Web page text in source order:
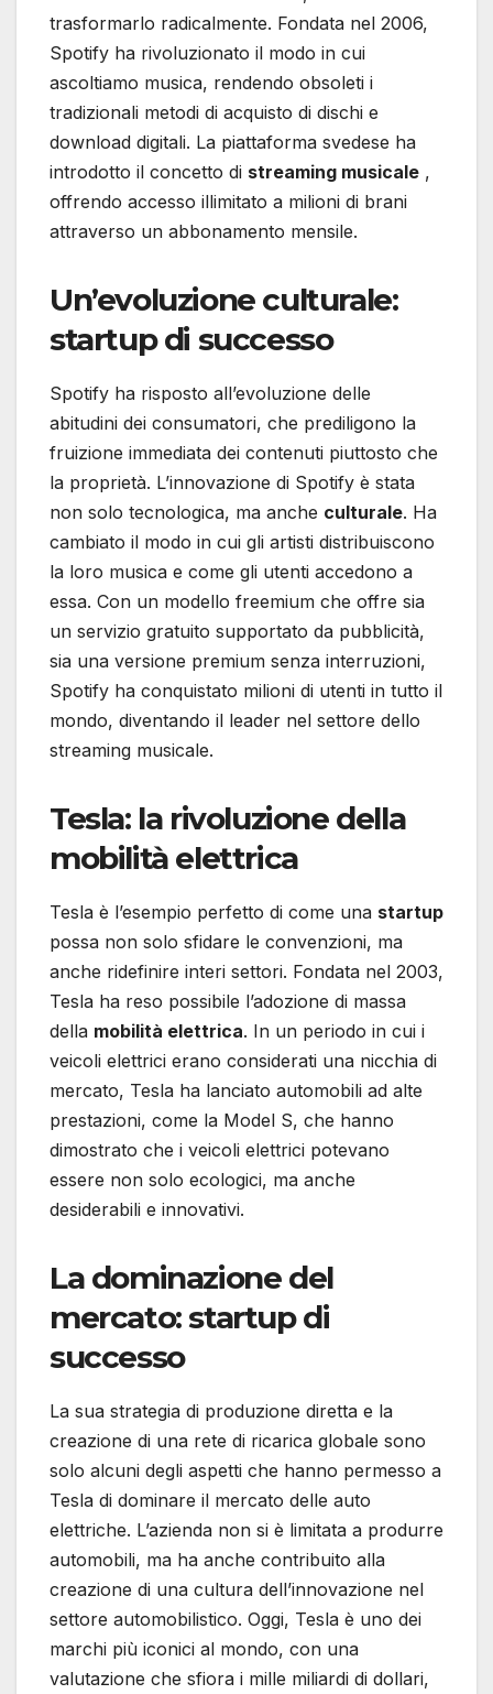
trasformarlo radicalmente. Fondata nel 2006,
Spotify ha rivoluzionato il modo in cui
ascoltiamo musica, rendendo obsoleti i
tradizionali metodi di acquisto di dischi e
download digitali. La piattaforma svedese ha
introdotto il concetto di streaming musicale ,
offrendo accesso illimitato a milioni di brani
attraverso un abbonamento mensile.
Un’evoluzione culturale:
startup di successo
Spotify ha risposto all’evoluzione delle
abitudini dei consumatori, che prediligono la
fruizione immediata dei contenuti piuttosto che
la proprietà. L’innovazione di Spotify è stata
non solo tecnologica, ma anche culturale. Ha
cambiato il modo in cui gli artisti distribuiscono
la loro musica e come gli utenti accedono a
essa. Con un modello freemium che offre sia
un servizio gratuito supportato da pubblicità,
sia una versione premium senza interruzioni,
Spotify ha conquistato milioni di utenti in tutto il
mondo, diventando il leader nel settore dello
streaming musicale.
Tesla: la rivoluzione della
mobilità elettrica
Tesla è l’esempio perfetto di come una startup
possa non solo sfidare le convenzioni, ma
anche ridefinire interi settori. Fondata nel 2003,
Tesla ha reso possibile l’adozione di massa
della mobilità elettrica. In un periodo in cui i
veicoli elettrici erano considerati una nicchia di
mercato, Tesla ha lanciato automobili ad alte
prestazioni, come la Model S, che hanno
dimostrato che i veicoli elettrici potevano
essere non solo ecologici, ma anche
desiderabili e innovativi.
La dominazione del
mercato: startup di
successo
La sua strategia di produzione diretta e la
creazione di una rete di ricarica globale sono
solo alcuni degli aspetti che hanno permesso a
Tesla di dominare il mercato delle auto
elettriche. L’azienda non si è limitata a produrre
automobili, ma ha anche contribuito alla
creazione di una cultura dell’innovazione nel
settore automobilistico. Oggi, Tesla è uno dei
marchi più iconici al mondo, con una
valutazione che sfiora i mille miliardi di dollari,